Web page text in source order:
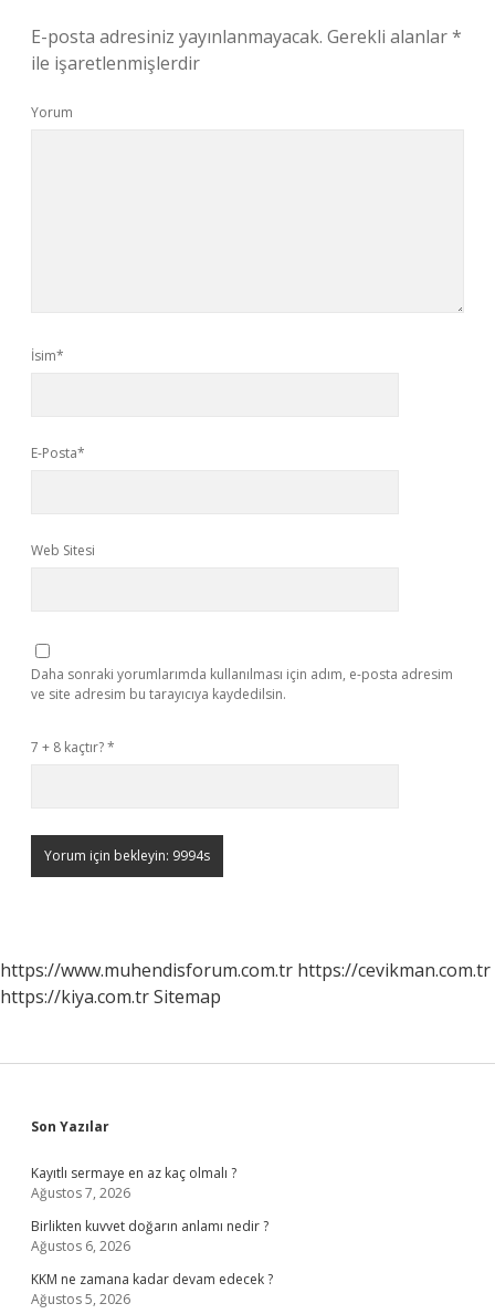
E-posta adresiniz yayınlanmayacak. Gerekli alanlar*
ile işaretlenmişlerdir
Yorum
İsim*
E-Posta*
Web Sitesi
Daha sonraki yorumlarımda kullanılması için adım, e-posta adresim
ve site adresim bu tarayıcıya kaydedilsin.
7 + 8 kaçtır?*
https://www.muhendisforum.com.tr https://cevikman.com.tr
https://kiya.com.trSitemap
Sidebar
Son Yazılar
Kayıtlı sermaye en az kaç olmalı ?
Ağustos 7, 2026
Birlikten kuvvet doğarın anlamı nedir ?
Ağustos 6, 2026
KKM ne zamana kadar devam edecek ?
Ağustos 5, 2026